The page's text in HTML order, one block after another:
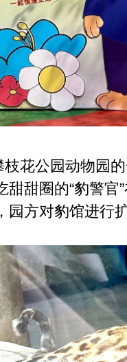
花公园动物园
甜甜圈的“豹警
园方对豹馆进行